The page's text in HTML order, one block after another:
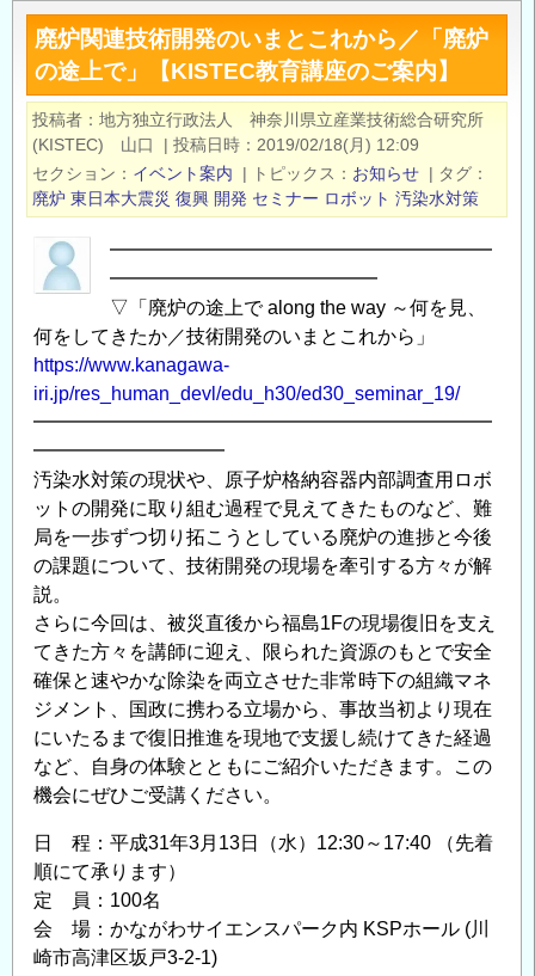
と
交
通
安
全」
等
の
案
内
度
風
と
流
れ
の
プ
ラ
ッ
ォ
ー
ム
利
用
課
題
の
公
募
に
つ
い
て
廃炉関連技術開発のいまとこれから／「廃炉
の途上で」【KISTEC教育講座のご案内】
投稿者
地方独立行政法人 神奈川県立産業技術総合研究所
(KISTEC) 山口
| 投稿日時
2019/02/18(月) 12:09
セクション
イベント案内 | トピックス お知らせ | タグ
廃炉 東日本大震災 復興 開発 セミナー ロボット 汚染水対策
━━━━━━━━━━━━━━━━━━━━
━━━━━━━━━━━━━━
▽「廃炉の途上で along the way ～何を見、
何をしてきたか／技術開発のいまとこれから」
https://www.kanagawa-
iri.jp/res_human_devl/edu_h30/ed30_seminar_19/
━━━━━━━━━━━━━━━━━━━━━━━━
━━━━━━━━━━
汚染水対策の現状や、原子炉格納容器内部調査用ロボ
ットの開発に取り組む過程で見えてきたものなど、難
局を一歩ずつ切り拓こうとしている廃炉の進捗と今後
の課題について、技術開発の現場を牽引する方々が解
説。
さらに今回は、被災直後から福島1Fの現場復旧を支え
てきた方々を講師に迎え、限られた資源のもとで安全
確保と速やかな除染を両立させた非常時下の組織マネ
ジメント、国政に携わる立場から、事故当初より現在
にいたるまで復旧推進を現地で支援し続けてきた経過
など、自身の体験とともにご紹介いただきます。この
機会にぜひご受講ください。
日 程：平成31年3月13日（水）12:30～17:40 （先着
順にて承ります）
定 員：100名
会 場：かながわサイエンスパーク内 KSPホール (川
崎市高津区坂戸3-2-1)